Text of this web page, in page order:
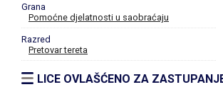
Grana
Pomoćne djelatnosti u saobraćaju
Razred
Pretovar tereta
LICE OVLAŠĆENO ZA